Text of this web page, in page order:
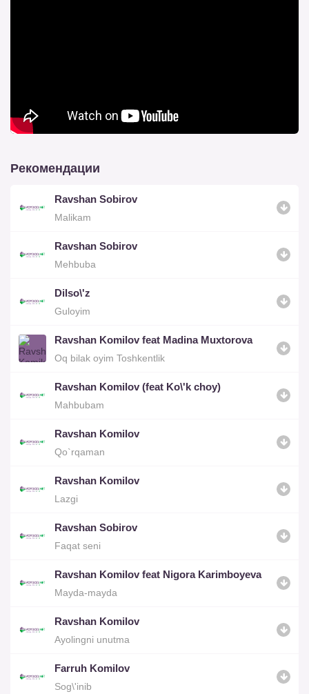
Рекомендации
Ravshan Sobirov
Malikam
Ravshan Sobirov
Mehbuba
Dilso\'z
Guloyim
Ravshan Komilov feat Madina Muxtorova
Oq bilak oyim Toshkentlik
Ravshan Komilov (feat Ko\'k choy)
Mahbubam
Ravshan Komilov
Qo`rqaman
Ravshan Komilov
Lazgi
Ravshan Sobirov
Faqat seni
Ravshan Komilov feat Nigora Karimboyeva
Mayda-mayda
Ravshan Komilov
Ayolingni unutma
Farruh Komilov
Sog\'inib